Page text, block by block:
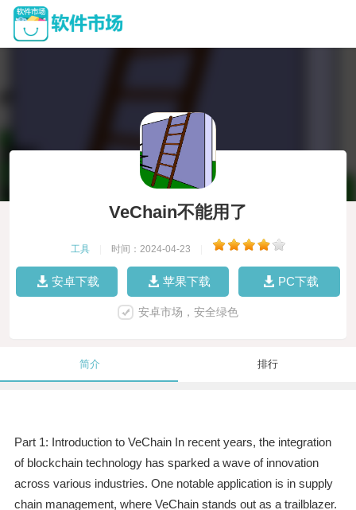
VeChain不能用了
工具 时间：2024-04-23
安卓下载 苹果下载 PC下载
安卓市场，安全绿色
简介 排行
Part 1: Introduction to VeChain In recent years, the integration
of blockchain technology has sparked a wave of innovation
across various industries. One notable application is in supply
chain management, where VeChain stands out as a trailblazer.